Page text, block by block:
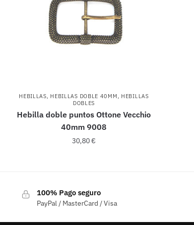
HEBILLAS, HEBILLAS DOBLE 40MM , HEBILLAS
DOBLES
Hebilla doble puntos Ottone Vecchio
40mm 9008
30,80€
100% Pago seguro
PayPal / MasterCard / Visa